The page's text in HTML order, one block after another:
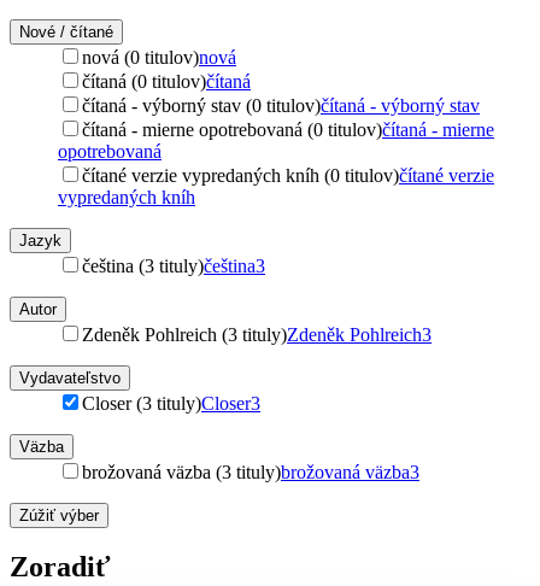
Nové / čítané
nová (0 titulov)nová
čítaná (0 titulov)čítaná
čítaná - výborný stav (0 titulov)čítaná - výborný stav
čítaná - mierne opotrebovaná (0 titulov)čítaná - mierne
opotrebovaná
čítané verzie vypredaných kníh (0 titulov)čítané verzie
vypredaných kníh
Jazyk
čeština (3 tituly)čeština3
Autor
Zdeněk Pohlreich (3 tituly)Zdeněk Pohlreich3
Vydavateľstvo
Closer (3 tituly)Closer3
Väzba
brožovaná väzba (3 tituly)brožovaná väzba3
Zúžiť výber
Zoradiť